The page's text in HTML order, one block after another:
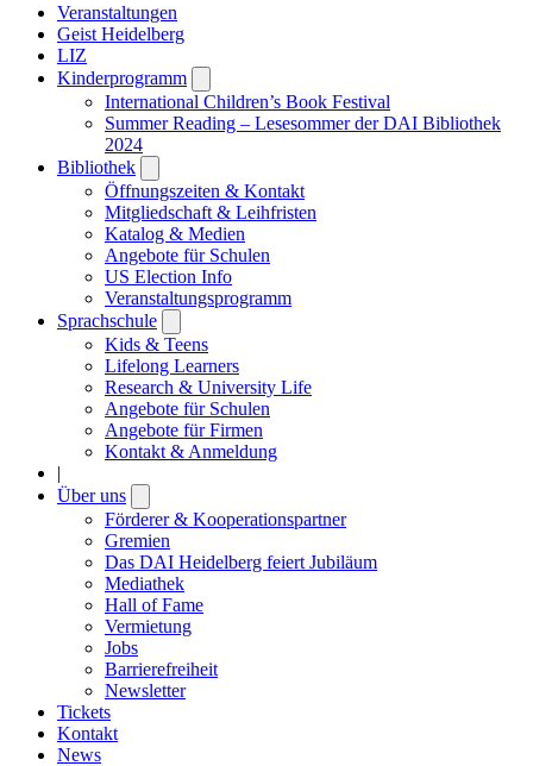
Veranstaltungen
Geist Heidelberg
LIZ
Kinderprogramm
submenu
International Children’s Book Festival
Summer Reading – Lesesommer der DAI Bibliothek
2024
Bibliothek
submenu
Öffnungszeiten & Kontakt
Mitgliedschaft & Leihfristen
Katalog & Medien
Angebote für Schulen
US Election Info
Veranstaltungsprogramm
Sprachschule
submenu
Kids & Teens
Lifelong Learners
Research & University Life
Angebote für Schulen
Angebote für Firmen
Kontakt & Anmeldung
|
Über uns
submenu
Förderer & Kooperationspartner
Gremien
Das DAI Heidelberg feiert Jubiläum
Mediathek
Hall of Fame
Vermietung
Jobs
Barrierefreiheit
Newsletter
Tickets
Kontakt
News